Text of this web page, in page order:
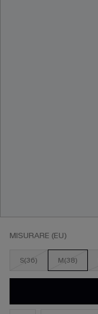
MISURARE (EU)
S(36) M(38)